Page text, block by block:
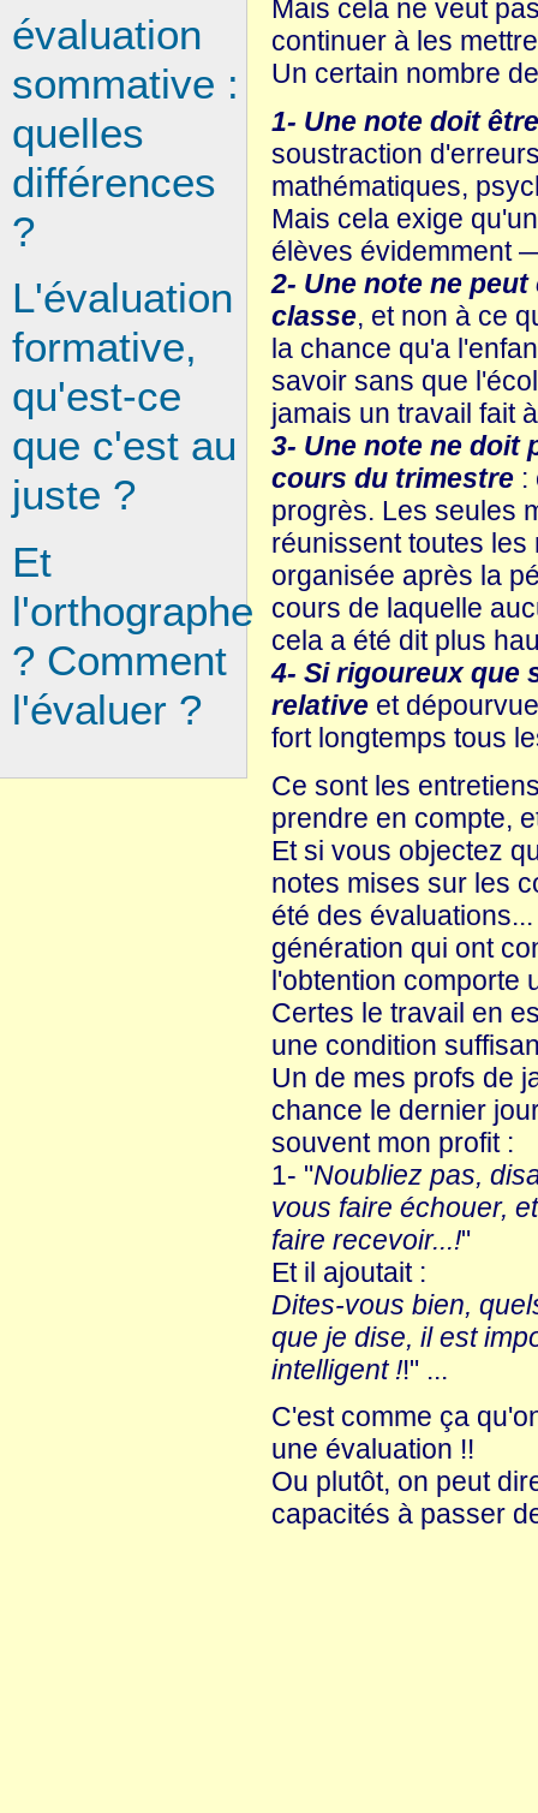
Mais cela ne veut
continuer à les
Un certain nombre
1- Une note doit
soustraction
mathématiques,
Mais cela exige
élèves évidemment
2- Une note ne
classe, et non à ce
la chance qu'a
savoir sans que
jamais un travail fait
3- Une note ne doit
cours du trimestre:
progrès. Les seules
réunissent toutes
organisée après la
cours de laquelle
cela a été dit plus
4- Si rigoureux que
relative et
fort longtemps tous
Ce sont les
prendre en compte,
Et si vous objectez
notes mises sur les
été des
génération qui ont
l'obtention comporte
Certes le travail en
une condition
Un de mes profs de
chance le dernier
souvent mon profit :
1- "Noubliez pas,
vous faire échouer,
faire recevoir...!"
Et il ajoutait :
Dites-vous bien,
que je dise, il est
intelligent !!" ...
C'est comme ça
une évaluation !!
Ou plutôt, on peut
capacités à passer
évaluation
sommative :
quelles
différences
?
L'évaluation
formative,
qu'est-ce
que c'est au
juste ?
Et
l'orthographe
? Comment
l'évaluer ?